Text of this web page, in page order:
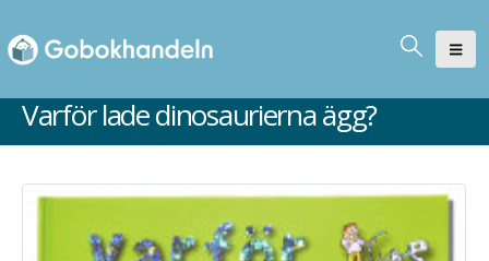
Varför lade dinosaurierna ägg?